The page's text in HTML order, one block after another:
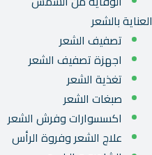
العناية بالشعر
تصفيف الشعر
اجهزة تصفيف الشعر
تغذية الشعر
صبغات الشعر
اكسسوارات وفرش الشعر
علاج الشعر وفروة الرأس